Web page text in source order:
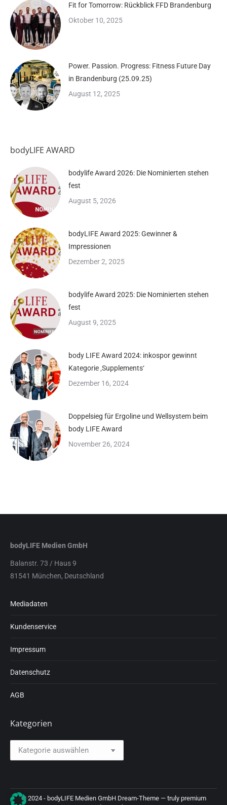
Fit for Tomorrow: Rückblick FFD Brandenburg
Oktober 10, 2025
Power. Passion. Progress: Fitness Future Day
in Brandenburg (25.09.25)
August 12, 2025
bodyLIFE AWARD
bodylife Award 2026: Die Nominierten stehen
fest
August 5, 2026
bodyLIFE Award 2025: Gewinner &
Impressionen
Dezember 2, 2025
bodylife Award 2025: Die Nominierten stehen
fest
August 9, 2025
body LIFE Award 2024: inkospor gewinnt
Kategorie ‚Supplements‘
Dezember 16, 2024
Doppelsieg für Ergoline und Wellsystem beim
body LIFE Award
November 26, 2024
bodyLIFE Medien GmbH
Balanstr. 73 / Haus 9
81541 München, Deutschland
Mediadaten
Kundenservice
Impressum
Datenschutz
AGB
Kategorien
Kategorien
© 2024 - bodyLIFE Medien GmbH Dream-Theme — truly premium